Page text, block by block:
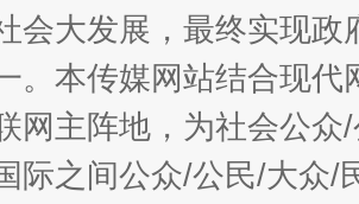
会大发展，最终实现
。本传媒网站结合现
网主阵地，为社会公
际之间公众/公民/大众/